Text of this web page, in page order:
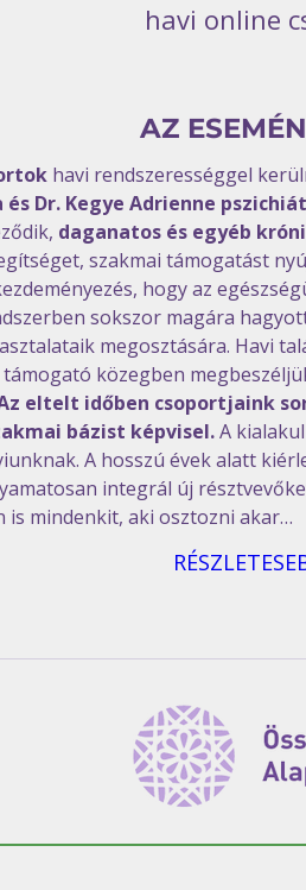
havi online
AZ
havi rendszerességgel
és Dr. Kegye Adrienne
daganatos és egyéb
szakmai támogatást
hogy az
sokszor magára
megosztására. Havi
közegben
eltelt időben csoportjaink
bázist képvisel. A
A hosszú évek alatt
integrál új
is mindenkit, aki osztozni akar…